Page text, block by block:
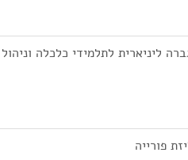
ליניארית לתלמידי כלכלה וניהול
פורייה